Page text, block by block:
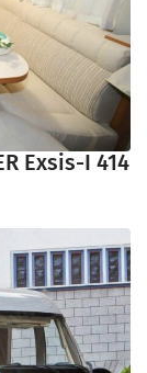
Exsis-I 414